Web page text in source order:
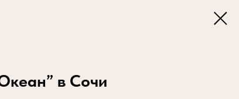
в Сочи